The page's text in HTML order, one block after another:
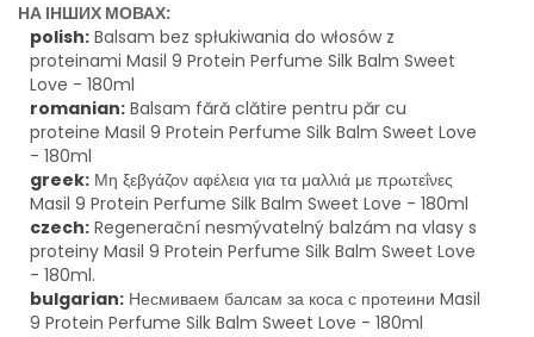
НА ІНШИХ МОВАХ:
polish: Balsam bez spłukiwania do włosów z
proteinami Masil 9 Protein Perfume Silk Balm Sweet
Love - 180ml
romanian: Balsam fără clătire pentru păr cu
proteine Masil 9 Protein Perfume Silk Balm Sweet Love
- 180ml
greek: Μη ξεβγάζον αφέλεια για τα μαλλιά με πρωτεΐνες
Masil 9 Protein Perfume Silk Balm Sweet Love - 180ml
czech: Regenerační nesmývatelný balzám na vlasy s
proteiny Masil 9 Protein Perfume Silk Balm Sweet Love
- 180ml.
bulgarian: Несмиваем балсам за коса с протеини Masil
9 Protein Perfume Silk Balm Sweet Love - 180ml